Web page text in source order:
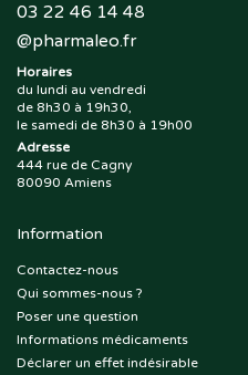
03 22 46 14 48
@pharmaleo.fr
Horaires
du lundi au vendredi
de 8h30 à 19h30,
le samedi de 8h30 à 19h00
Adresse
444 rue de Cagny
80090 Amiens
Information
Contactez-nous
Qui sommes-nous ?
Poser une question
Informations médicaments
Déclarer un effet indésirable